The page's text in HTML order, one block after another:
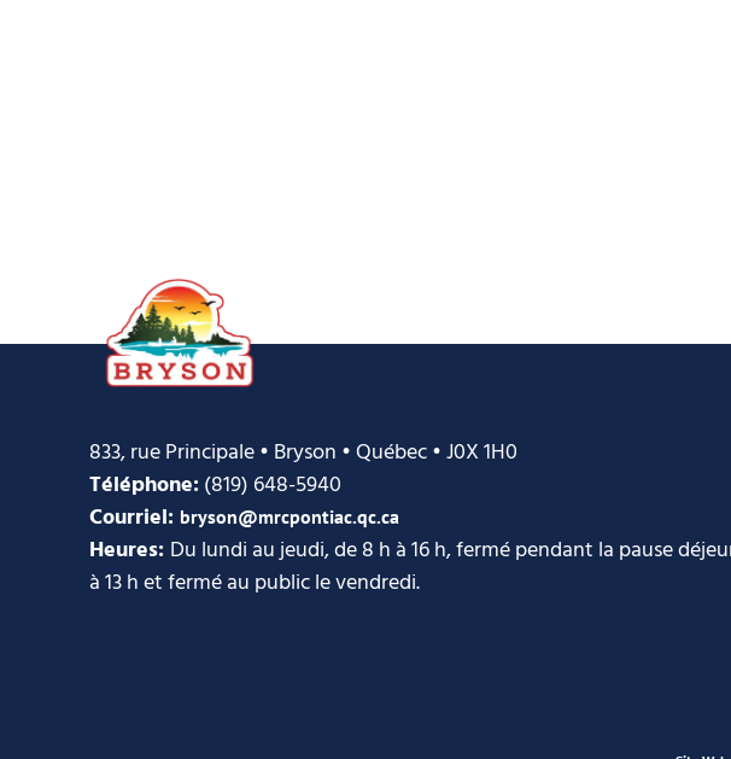
833, rue Principale • Bryson • Québec • J0X 1H0
Téléphone:(819) 648-5940
Courriel: bryson@mrcpontiac.qc.ca
Heures: Du lundi au jeudi, de 8 h à 16 h, fermé pendant la pause
à 13 h et fermé au public le vendredi.